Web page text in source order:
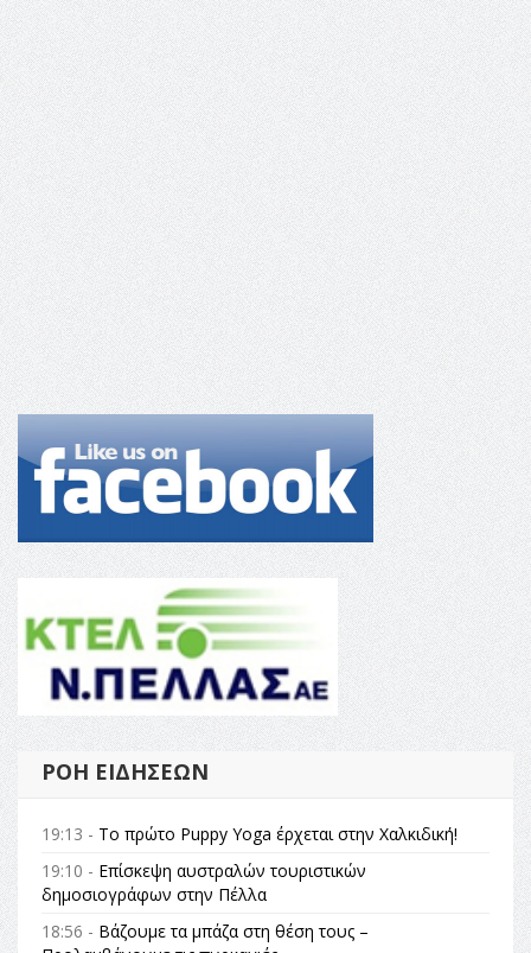
ΡΟΉ ΕΙΔΉΣΕΩΝ
19:13 - Το πρώτο Puppy Yoga έρχεται στην Χαλκιδική!
19:10 - Επίσκεψη αυστραλών τουριστικών
δημοσιογράφων στην Πέλλα
18:56 - Βάζουμε τα μπάζα στη θέση τους –